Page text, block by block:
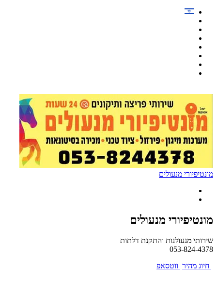
מונטיפיורי מנעולים
מונטיפיורי מנעולים
שירותי מנעולנות והתקנת דלתות
053-824-4378
חיוג מהיר
ווטסאפ